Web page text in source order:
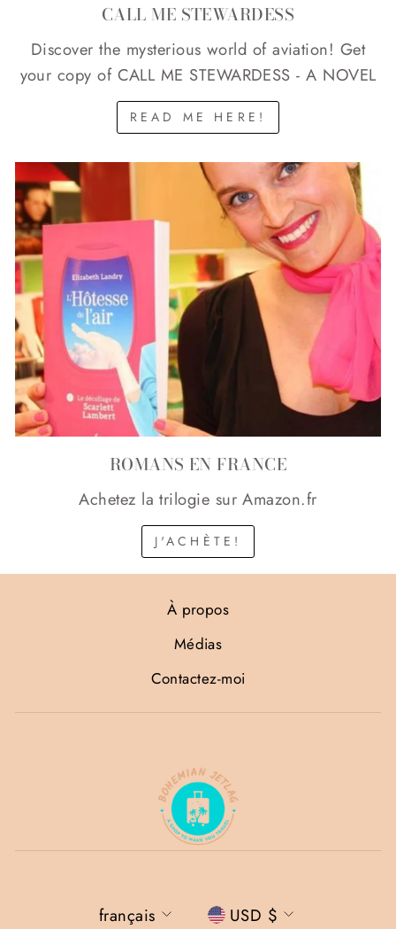
CALL ME STEWARDESS
Discover the mysterious world of aviation! Get
your copy of CALL ME STEWARDESS - A NOVEL
READ ME HERE!
ROMANS EN FRANCE
Achetez la trilogie sur Amazon.fr
J'ACHÈTE!
À propos
Médias
Contactez-moi
Langue
français Devise
USD $